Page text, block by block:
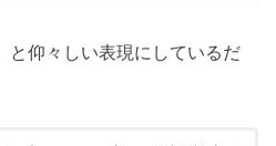
と仰々しい表現にしているだ